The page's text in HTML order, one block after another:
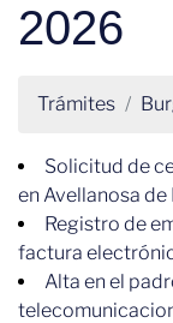
2026
Trámites
Solicitud de
en Avellanosa de
Registro de
factura
Alta en el